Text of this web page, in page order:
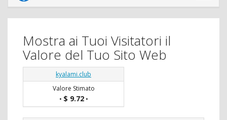
Mostra ai Tuoi Visitatori il
Valore del Tuo Sito Web
kyalami.club
Valore Stimato
• $ 9.72•